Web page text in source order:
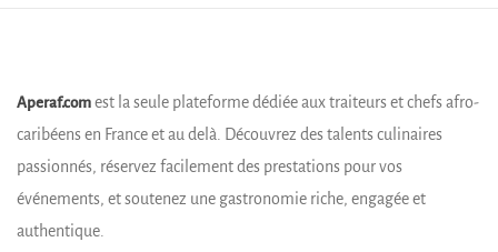
Aperaf.com est la seule plateforme dédiée aux traiteurs et chefs afro-
caribéens en France et au delà. Découvrez des talents culinaires
passionnés, réservez facilement des prestations pour vos
événements, et soutenez une gastronomie riche, engagée et
authentique.